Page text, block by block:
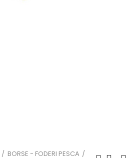
BORSE - FODERI PESCA